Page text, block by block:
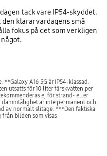
tack vare IP54-skyddet.
klarar vardagens små
fokus på det som verkligen
A16 5G är IP54-klassad.
utsatts för 10 liter färskvatten per
ej för strand- eller
är inte permanent och
av normalt slitage. ***Den faktiska
bilden som visas